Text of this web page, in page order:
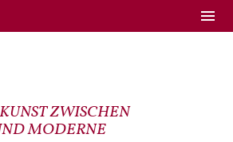
ZWISCHEN
MODERNE